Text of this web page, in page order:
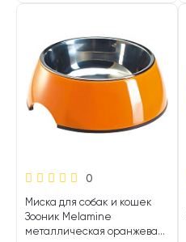
0
Миска для собак и кошек
Зооник Melamine
металлическая оранжевая